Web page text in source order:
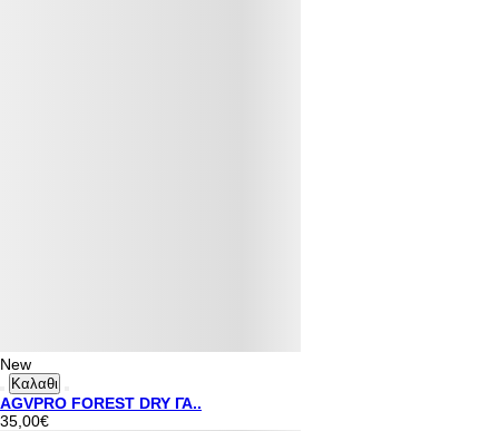
New
Καλαθι
AGVPRO FOREST DRY ΓΑ..
35,00€